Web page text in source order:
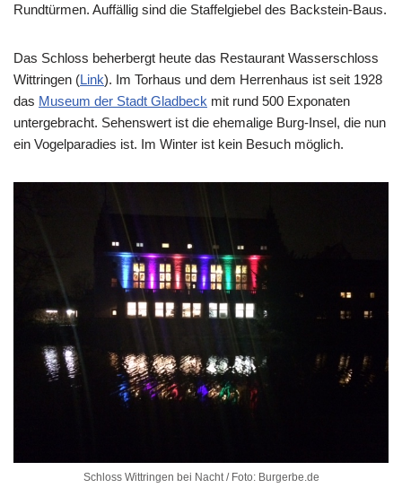
Rundtürmen. Auffällig sind die Staffelgiebel des Backstein-Baus.
Das Schloss beherbergt heute das Restaurant Wasserschloss
Wittringen (Link). Im Torhaus und dem Herrenhaus ist seit 1928
das Museum der Stadt Gladbeck mit rund 500 Exponaten
untergebracht. Sehenswert ist die ehemalige Burg-Insel, die nun
ein Vogelparadies ist. Im Winter ist kein Besuch möglich.
Schloss Wittringen bei Nacht / Foto: Burgerbe.de